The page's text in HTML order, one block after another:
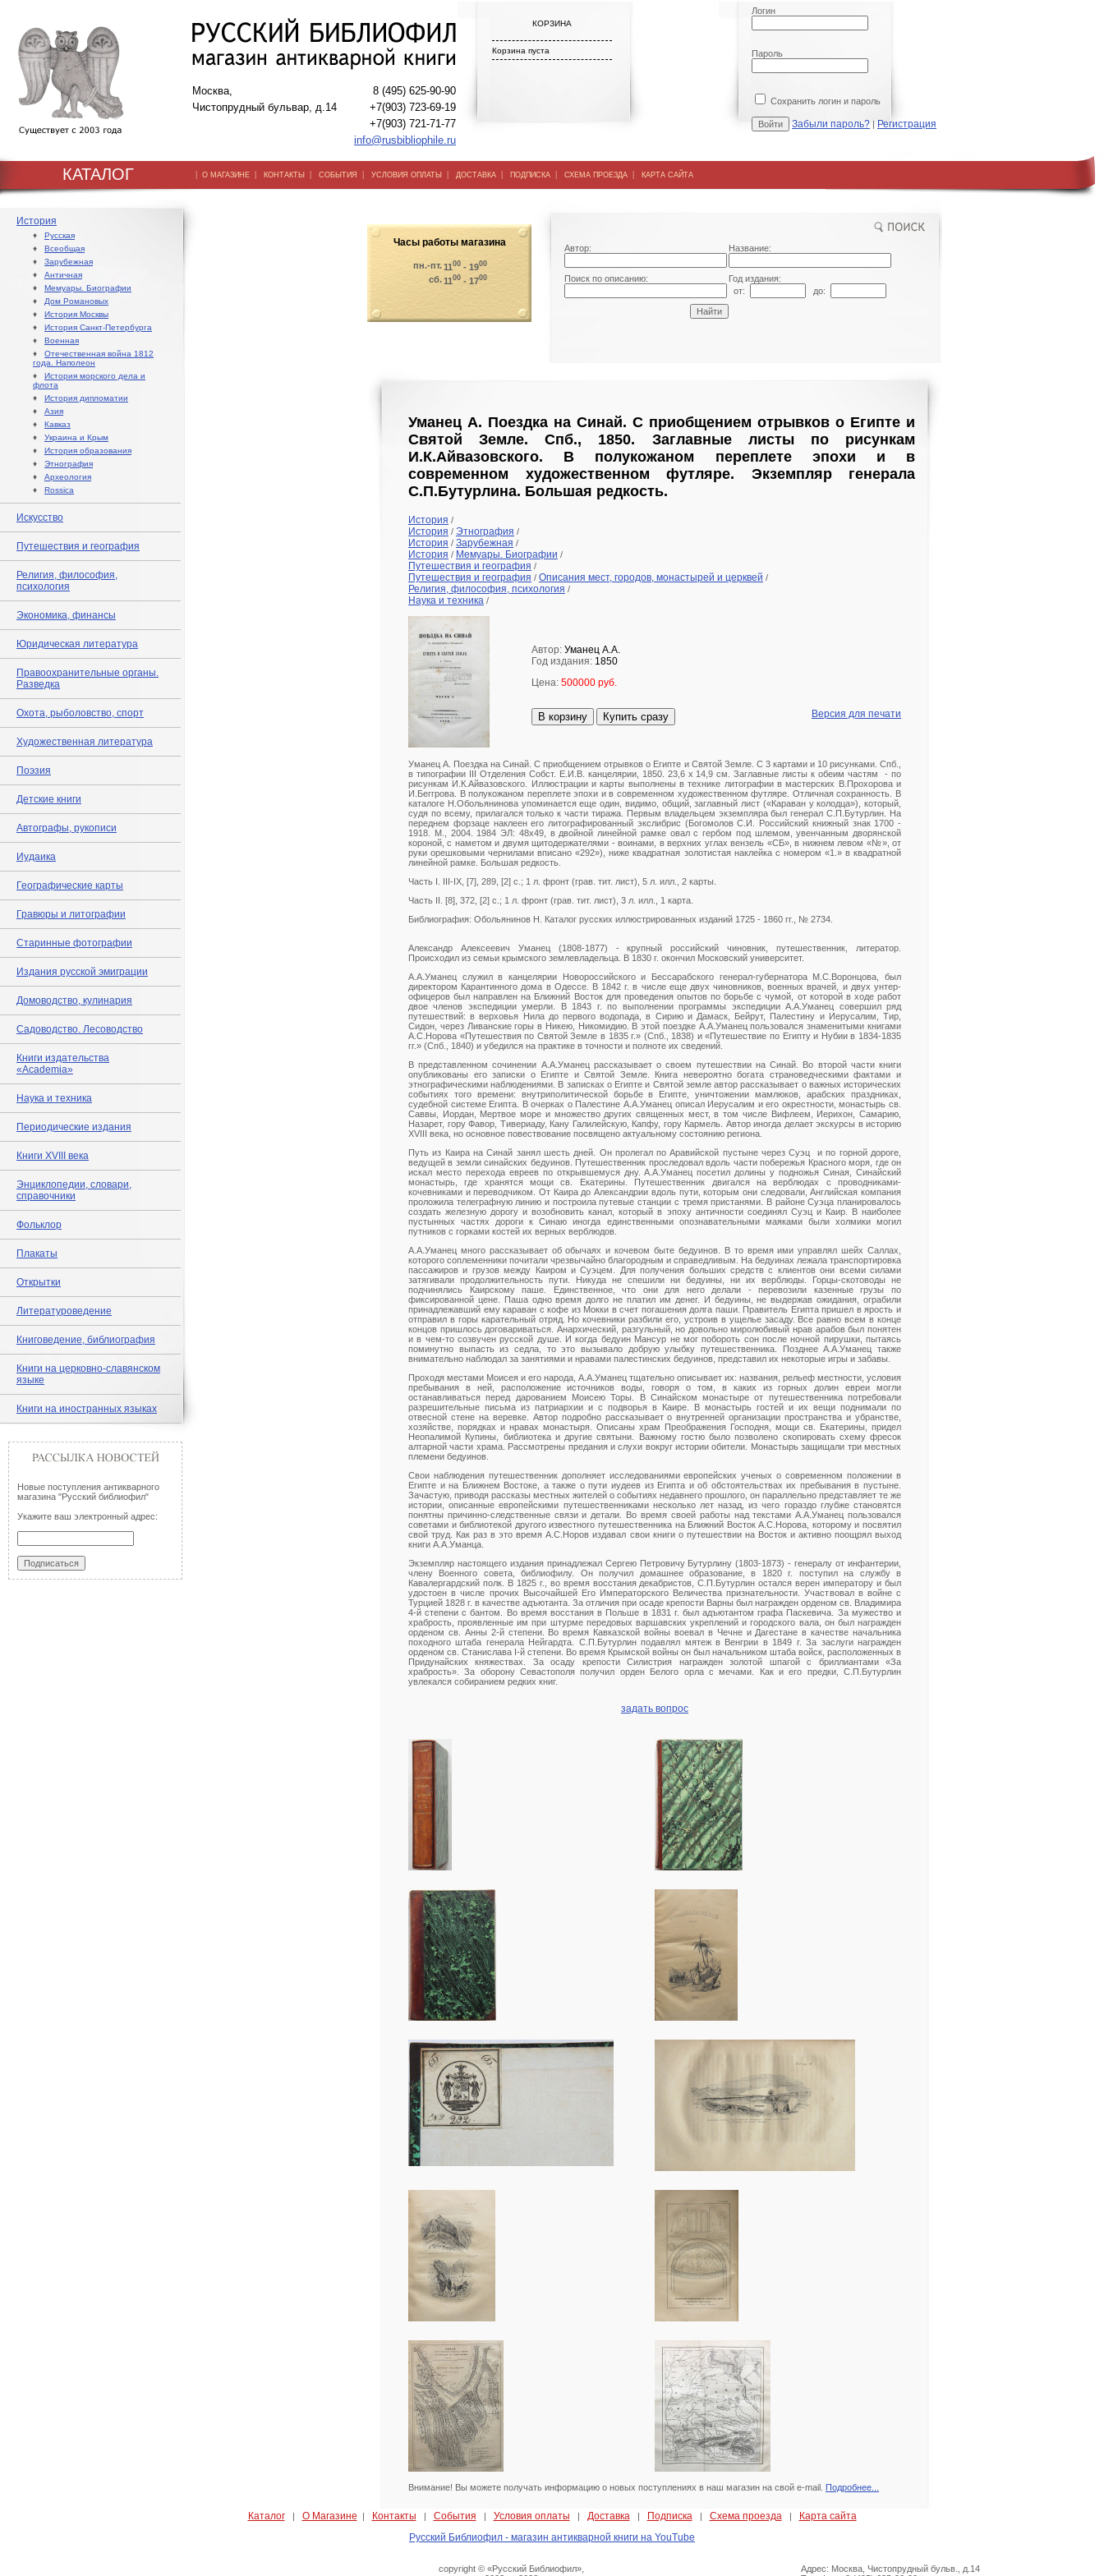
Москва,
Чистопрудный бульвар, д.14
8 (495) 625-90-90
+7(903) 723-69-19
+7(903) 721-71-77
info@rusbibliophile.ru
КОРЗИНА
Корзина пуста
Логин
Пароль
Сохранить логин и пароль
Забыли пароль? | Регистрация
КАТАЛОГ | О МАГАЗИНЕ | КОНТАКТЫ | СОБЫТИЯ | УСЛОВИЯ ОПЛАТЫ | ДОСТАВКА | ПОДПИСКА | СХЕМА ПРОЕЗДА | КАРТА САЙТА
История
♦ Русская
♦ Всеобщая
♦ Зарубежная
♦ Античная
♦ Мемуары. Биографии
♦ Дом Романовых
♦ История Москвы
♦ История Санкт-Петербурга
♦ Военная
♦ Отечественная война 1812
года. Наполеон
♦ История морского дела и
флота
♦ История дипломатии
♦ Азия
♦ Кавказ
♦ Украина и Крым
♦ История образования
♦ Этнография
♦ Археология
♦ Rossica
Искусство
Путешествия и география
Религия, философия,
психология
Экономика, финансы
Юридическая литература
Правоохранительные органы.
Разведка
Охота, рыболовство, спорт
Художественная литература
Поэзия
Детские книги
Автографы, рукописи
Иудаика
Географические карты
Гравюры и литографии
Старинные фотографии
Издания русской эмиграции
Домоводство, кулинария
Садоводство. Лесоводство
Книги издательства
«Academia»
Наука и техника
Периодические издания
Книги XVIII века
Энциклопедии, словари,
справочники
Фольклор
Плакаты
Открытки
Литературоведение
Книговедение, библиография
Книги на церковно-славянском
языке
Книги на иностранных языках
Новые поступления антикварного
магазина "Русский библиофил"
Укажите ваш электронный адрес:
Часы работы магазина
пн.-пт.1100 - 1900
сб.1100 - 1700
Автор: Название:
Поиск по описанию:
Год издания:
от:
до:
Уманец А. Поездка на Синай. С приобщением отрывков о Египте и
Святой Земле. Спб., 1850. Заглавные листы по рисункам
И.К.Айвазовского. В полукожаном переплете эпохи и в
современном художественном футляре. Экземпляр генерала
С.П.Бутурлина. Большая редкость.
История /
История / Этнография /
История / Зарубежная /
История / Мемуары. Биографии /
Путешествия и география /
Путешествия и география / Описания мест, городов, монастырей и церквей /
Религия, философия, психология /
Наука и техника /
Автор: Уманец А.А.
Год издания: 1850
Цена: 500000 руб.
В корзину Купить сразу Версия для печати
Уманец А. Поездка на Синай. С приобщением отрывков о Египте и Святой Земле. С 3 картами и 10 рисунками. Спб.,
в типографии III Отделения Собст. Е.И.В. канцелярии, 1850. 23,6 х 14,9 см. Заглавные листы к обеим частям - по
рисункам И.К.Айвазовского. Иллюстрации и карты выполнены в технике литографии в мастерских В.Прохорова и
И.Беггрова. В полукожаном переплете эпохи и в современном художественном футляре. Отличная сохранность. В
каталоге Н.Обольянинова упоминается еще один, видимо, общий, заглавный лист («Караван у колодца»), который,
судя по всему, прилагался только к части тиража. Первым владельцем экземпляра был генерал С.П.Бутурлин. На
переднем форзаце наклеен его литографированный экслибрис (Богомолов С.И. Российский книжный знак 1700 -
1918. М., 2004. 1984 ЭЛ: 48х49, в двойной линейной рамке овал с гербом под шлемом, увенчанным дворянской
короной, с наметом и двумя щитодержателями - воинами, в верхних углах вензель «СБ», в нижнем левом «№», от
руки орешковыми чернилами вписано «292»), ниже квадратная золотистая наклейка с номером «1.» в квадратной
линейной рамке. Большая редкость.
Часть I. III-IX, [7], 289, [2] с.; 1 л. фронт (грав. тит. лист), 5 л. илл., 2 карты.
Часть II. [8], 372, [2] с.; 1 л. фронт (грав. тит. лист), 3 л. илл., 1 карта.
Библиография: Обольянинов Н. Каталог русских иллюстрированных изданий 1725 - 1860 гг., № 2734.
Александр Алексеевич Уманец (1808-1877) - крупный российский чиновник, путешественник, литератор.
Происходил из семьи крымского землевладельца. В 1830 г. окончил Московский университет.
А.А.Уманец служил в канцелярии Новороссийского и Бессарабского генерал-губернатора М.С.Воронцова, был
директором Карантинного дома в Одессе. В 1842 г. в числе еще двух чиновников, военных врачей, и двух унтер-
офицеров был направлен на Ближний Восток для проведения опытов по борьбе с чумой, от которой в ходе работ
двое членов экспедиции умерли. В 1843 г. по выполнении программы экспедиции А.А.Уманец совершил ряд
путешествий: в верховья Нила до первого водопада, в Сирию и Дамаск, Бейрут, Палестину и Иерусалим, Тир,
Сидон, через Ливанские горы в Никею, Никомидию. В этой поездке А.А.Уманец пользовался знаменитыми книгами
А.С.Норова «Путешествия по Святой Земле в 1835 г.» (Спб., 1838) и «Путешествие по Египту и Нубии в 1834-1835
гг.» (Спб., 1840) и убедился на практике в точности и полноте их сведений.
В представленном сочинении А.А.Уманец рассказывает о своем путешествии на Синай. Во второй части книги
опубликованы его записки о Египте и Святой Земле. Книга невероятно богата страноведческими фактами и
этнографическими наблюдениями. В записках о Египте и Святой земле автор рассказывает о важных исторических
событиях того времени: внутриполитической борьбе в Египте, уничтожении мамлюков, арабских праздниках,
судебной системе Египта. В очерках о Палестине А.А.Уманец описал Иерусалим и его окрестности, монастырь св.
Саввы, Иордан, Мертвое море и множество других священных мест, в том числе Вифлеем, Иерихон, Самарию,
Назарет, гору Фавор, Тивериаду, Кану Галилейскую, Капфу, гору Кармель. Автор иногда делает экскурсы в историю
XVIII века, но основное повествование посвящено актуальному состоянию региона.
Путь из Каира на Синай занял шесть дней. Он пролегал по Аравийской пустыне через Суэц и по горной дороге,
ведущей в земли синайских бедуинов. Путешественник проследовал вдоль части побережья Красного моря, где он
искал место перехода евреев по открывшемуся дну. А.А.Уманец посетил долины у подножья Синая, Синайский
монастырь, где хранятся мощи св. Екатерины. Путешественник двигался на верблюдах с проводниками-
кочевниками и переводчиком. От Каира до Александрии вдоль пути, которым они следовали, Английская компания
проложила телеграфную линию и построила путевые станции с тремя пристанями. В районе Суэца планировалось
создать железную дорогу и возобновить канал, который в эпоху античности соединял Суэц и Каир. В наиболее
пустынных частях дороги к Синаю иногда единственными опознавательными маяками были холмики могил
путников с горками костей их верных верблюдов.
А.А.Уманец много рассказывает об обычаях и кочевом быте бедуинов. В то время ими управлял шейх Саллах,
которого соплеменники почитали чрезвычайно благородным и справедливым. На бедуинах лежала транспортировка
пассажиров и грузов между Каиром и Суэцем. Для получения больших средств с клиентов они всеми силами
затягивали продолжительность пути. Никуда не спешили ни бедуины, ни их верблюды. Горцы-скотоводы не
подчинялись Каирскому паше. Единственное, что они для него делали - перевозили казенные грузы по
фиксированной цене. Паша одно время долго не платил им денег. И бедуины, не выдержав ожидания, ограбили
принадлежавший ему караван с кофе из Мокки в счет погашения долга паши. Правитель Египта пришел в ярость и
отправил в горы карательный отряд. Но кочевники разбили его, устроив в ущелье засаду. Все равно всем в конце
концов пришлось договариваться. Анархический, разгульный, но довольно миролюбивый нрав арабов был понятен
и в чем-то созвучен русской душе. И когда бедуин Мансур не мог побороть сон после ночной пирушки, пытаясь
поминутно выпасть из седла, то это вызывало добрую улыбку путешественника. Позднее А.А.Уманец также
внимательно наблюдал за занятиями и нравами палестинских бедуинов, представил их некоторые игры и забавы.
Проходя местами Моисея и его народа, А.А.Уманец тщательно описывает их: названия, рельеф местности, условия
пребывания в ней, расположение источников воды, говоря о том, в каких из горных долин евреи могли
останавливаться перед дарованием Моисею Торы. В Синайском монастыре от путешественника потребовали
разрешительные письма из патриархии и с подворья в Каире. В монастырь гостей и их вещи поднимали по
отвесной стене на веревке. Автор подробно рассказывает о внутренней организации пространства и убранстве,
хозяйстве, порядках и нравах монастыря. Описаны храм Преображения Господня, мощи св. Екатерины, придел
Неопалимой Купины, библиотека и другие святыни. Важному гостю было позволено скопировать схему фресок
алтарной части храма. Рассмотрены предания и слухи вокруг истории обители. Монастырь защищали три местных
племени бедуинов.
Свои наблюдения путешественник дополняет исследованиями европейских ученых о современном положении в
Египте и на Ближнем Востоке, а также о пути иудеев из Египта и об обстоятельствах их пребывания в пустыне.
Зачастую, приводя рассказы местных жителей о событиях недавнего прошлого, он параллельно представляет те же
истории, описанные европейскими путешественниками несколько лет назад, из чего гораздо глубже становятся
понятны причинно-следственные связи и детали. Во время своей работы над текстами А.А.Уманец пользовался
советами и библиотекой другого известного путешественника на Ближний Восток А.С.Норова, которому и посвятил
свой труд. Как раз в это время А.С.Норов издавал свои книги о путешествии на Восток и активно поощрял выход
книги А.А.Уманца.
Экземпляр настоящего издания принадлежал Сергею Петровичу Бутурлину (1803-1873) - генералу от инфантерии,
члену Военного совета, библиофилу. Он получил домашнее образование, в 1820 г. поступил на службу в
Кавалергардский полк. В 1825 г., во время восстания декабристов, С.П.Бутурлин остался верен императору и был
удостоен в числе прочих Высочайшей Его Императорского Величества признательности. Участвовал в войне с
Турцией 1828 г. в качестве адъютанта. За отличия при осаде крепости Варны был награжден орденом св. Владимира
4-й степени с бантом. Во время восстания в Польше в 1831 г. был адъютантом графа Паскевича. За мужество и
храбрость, проявленные им при штурме передовых варшавских укреплений и городского вала, он был награжден
орденом св. Анны 2-й степени. Во время Кавказской войны воевал в Чечне и Дагестане в качестве начальника
походного штаба генерала Нейгардта. С.П.Бутурлин подавлял мятеж в Венгрии в 1849 г. За заслуги награжден
орденом св. Станислава I-й степени. Во время Крымской войны он был начальником штаба войск, расположенных в
Придунайских княжествах. За осаду крепости Силистрия награжден золотой шпагой с бриллиантами «За
храбрость». За оборону Севастополя получил орден Белого орла с мечами. Как и его предки, С.П.Бутурлин
увлекался собиранием редких книг.
задать вопрос
Внимание! Вы можете получать информацию о новых поступлениях в наш магазин на свой e-mail. Подробнее...
Каталог| О Магазине | Контакты | События | Условия оплаты | Доставка | Подписка | Схема проезда |
Карта сайта
Русский Библиофил - магазин антикварной книги на YouTube
copyright © «Русский Библиофил»,
Адрес: Москва, Чистопрудный бульв., д.14